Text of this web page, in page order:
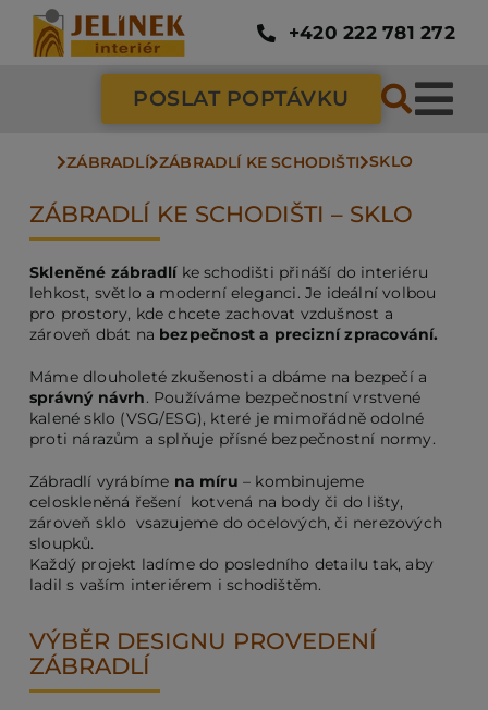
Přeskočit
obsah
+420 222 781 272
POSLAT POPTÁVKU
ZÁBRADLÍ ZÁBRADLÍ KE SCHODIŠTI SKLO
ZÁBRADLÍ KE SCHODIŠTI – SKLO
Skleněné zábradlíke schodišti přináší do interiéru
lehkost, světlo a moderní eleganci. Je ideální volbou
pro prostory, kde chcete zachovat vzdušnost a
zároveň dbát na bezpečnost a precizní zpracování.
Máme dlouholeté zkušenosti a dbáme na bezpečí a
správný návrh. Používáme bezpečnostní vrstvené
kalené sklo (VSG/ESG), které je mimořádně odolné
proti nárazům a splňuje přísné bezpečnostní normy.
Zábradlí vyrábíme na míru – kombinujeme
celoskleněná řešení kotvená na body či do lišty,
zároveň sklo vsazujeme do ocelových, či nerezových
sloupků.
Každý projekt ladíme do posledního detailu tak, aby
ladil s vaším interiérem i schodištěm.
VÝBĚR DESIGNU PROVEDENÍ
ZÁBRADLÍ